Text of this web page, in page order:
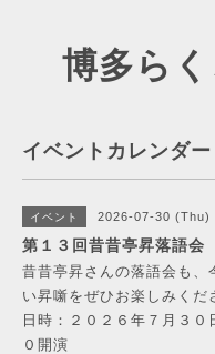
博多ら
イベントカレンダー
イベント 2026-07-30 (Thu)
第１３回昔昔亭昇落語会
昔昔亭昇さんの落語会も、
い昇噺をぜひお楽しみくだ
日時：２０２６年７月３
０開演